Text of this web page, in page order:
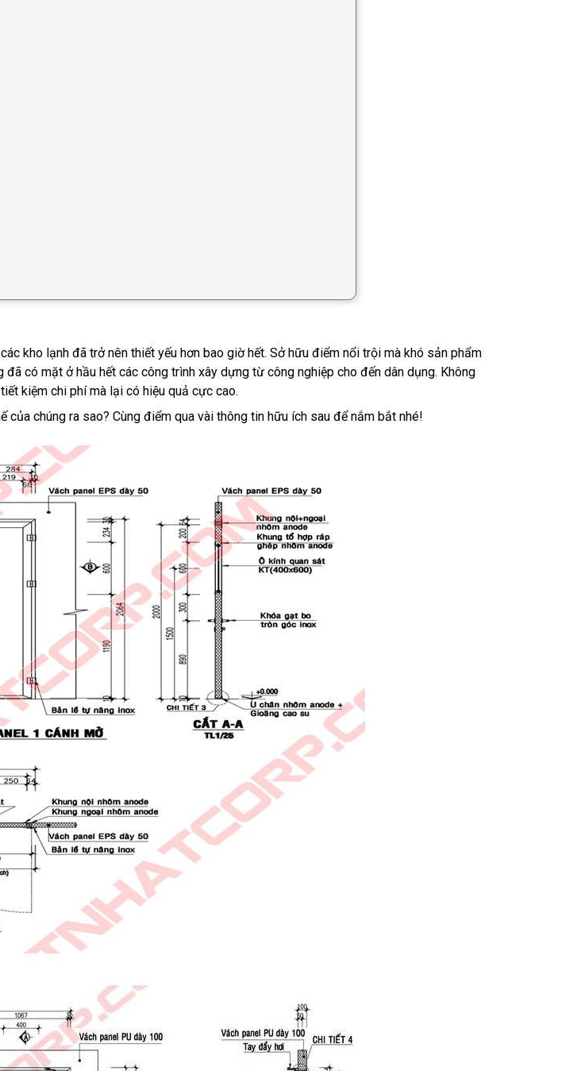
kho lạnh đã trở nên thiết yếu hơn bao giờ hết. Sở hữu điểm nổi trội mà khó sản phẩm
có mặt ở hầu hết các công trình xây dựng từ công nghiệp cho đến dân dụng. Không
kiệm chi phí mà lại có hiệu quả cực cao.
của chúng ra sao? Cùng điểm qua vài thông tin hữu ích sau để nắm bắt nhé!